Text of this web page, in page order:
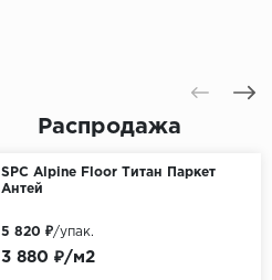
Распродажа
SPC Alpine Floor Титан Паркет
Антей
3 880 ₽/м2
5 820 ₽/упак.